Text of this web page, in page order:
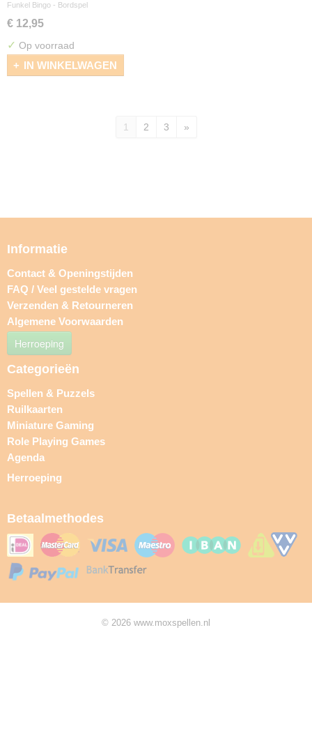
Funkel Bingo - Bordspel
€ 12,95
✓ Op voorraad
IN WINKELWAGEN
1 2 3 »
Informatie
Contact & Openingstijden
FAQ / Veel gestelde vragen
Verzenden & Retourneren
Algemene Voorwaarden
Herroeping
Categorieën
Spellen & Puzzels
Ruilkaarten
Miniature Gaming
Role Playing Games
Agenda
Herroeping
Betaalmethodes
© 2026 www.moxspellen.nl